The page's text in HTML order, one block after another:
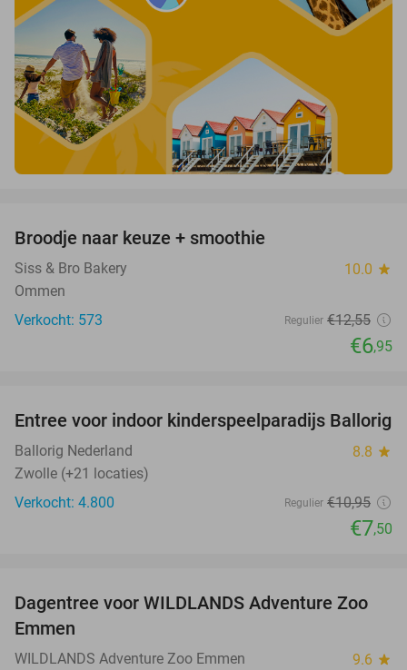
Broodje naar keuze + smoothie
Siss & Bro Bakery 10.0 star
Ommen
Verkocht: 573
Regulier €12,55
€6,95
32%
Entree voor indoor kinderspeelparadijs Ballorig
Ballorig Nederland 8.8 star
Zwolle (+21 locaties)
Verkocht: 4.800
Regulier €10,95
€7,50
24%
Dagentree voor WILDLANDS Adventure Zoo
Emmen
WILDLANDS Adventure Zoo Emmen 9.6 star